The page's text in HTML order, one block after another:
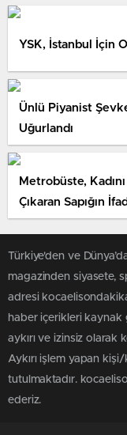
YSK, İstanbul İçin
Ünlü Piyanist
Uğurlandı
Metrobüste,
Çıkaran Sapığın
Türkiye'den ve
magazinden siyasete,
adresi
haber içerikleri kaynak
aykırı ve izinsiz olarak
Aykırı işlem yapan
tutulmaktadır.
ederiz.